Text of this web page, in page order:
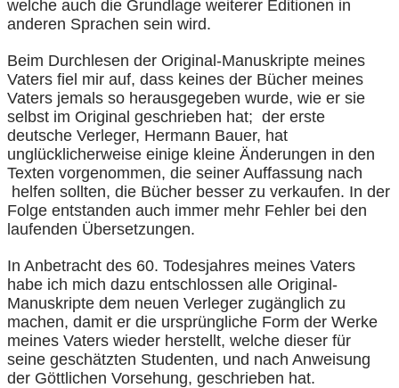
welche auch die Grundlage weiterer Editionen in
anderen Sprachen sein wird.
Beim Durchlesen der Original-Manuskripte meines
Vaters fiel mir auf, dass keines der Bücher meines
Vaters jemals so herausgegeben wurde, wie er sie
selbst im Original geschrieben hat; der erste
deutsche Verleger, Hermann Bauer, hat
unglücklicherweise einige kleine Änderungen in den
Texten vorgenommen, die seiner Auffassung nach
helfen sollten, die Bücher besser zu verkaufen. In der
Folge entstanden auch immer mehr Fehler bei den
laufenden Übersetzungen.
In Anbetracht des 60. Todesjahres meines Vaters
habe ich mich dazu entschlossen alle Original-
Manuskripte dem neuen Verleger zugänglich zu
machen, damit er die ursprüngliche Form der Werke
meines Vaters wieder herstellt, welche dieser für
seine geschätzten Studenten, und nach Anweisung
der Göttlichen Vorsehung, geschrieben hat.